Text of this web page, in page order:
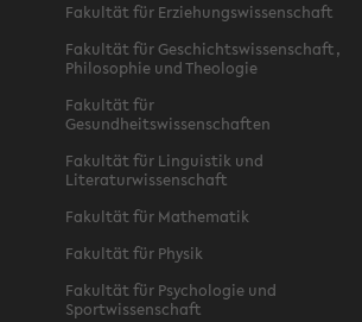
Fakultät für Erziehungswissenschaft
Fakultät für Geschichtswissenschaft,
Philosophie und Theologie
Fakultät für
Gesundheitswissenschaften
Fakultät für Linguistik und
Literaturwissenschaft
Fakultät für Mathematik
Fakultät für Physik
Fakultät für Psychologie und
Sportwissenschaft